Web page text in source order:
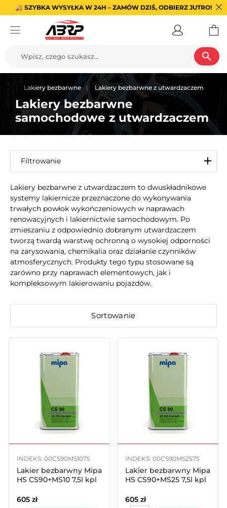
🚚 SZYBKA WYSYŁKA W 24H – ZAMÓW DZIŚ, ODBIERZ JUTRO!
search
Lakiery bezbarwne Lakiery bezbarwne z utwardzaczem
Lakiery bezbarwne
samochodowe z utwardzaczem
Filtrowanie
Lakiery bezbarwne z utwardzaczem to dwuskładnikowe
systemy lakiernicze przeznaczone do wykonywania
trwałych powłok wykończeniowych w naprawach
renowacyjnych i lakiernictwie samochodowym. Po
zmieszaniu z odpowiednio dobranym utwardzaczem
tworzą twardą warstwę ochronną o wysokiej odporności
na zarysowania, chemikalia oraz działanie czynników
atmosferycznych. Produkty tego typu stosowane są
zarówno przy naprawach elementowych, jak i
kompleksowym lakierowaniu pojazdów.
Sortowanie
INDEKS: 00CS90MS1075
Lakier bezbarwny Mipa
HS CS90+MS10 7,5l kpl
605 zł
INDEKS: 00CS90MS2575
Lakier bezbarwny Mipa
HS CS90+MS25 7,5l kpl
605 zł